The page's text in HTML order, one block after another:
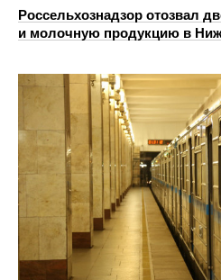
Россельхознадзор отозвал
и молочную продукцию в